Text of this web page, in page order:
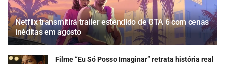
Netflix transmitirá trailer estendido de GTA 6 com cenas
inéditas em agosto
Filme “Eu Só Posso Imaginar” retrata história real